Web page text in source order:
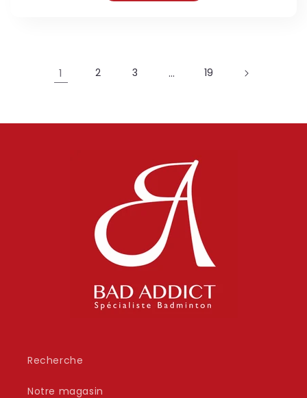
1 2 3 … 19
Recherche
Notre magasin